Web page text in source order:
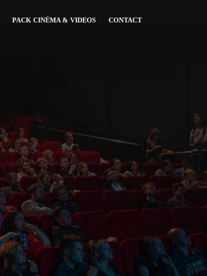
PACK CINÉMA & VIDEOS CONTACT